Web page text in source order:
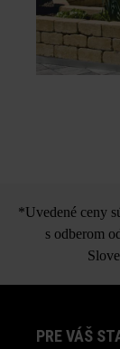
*Uvedené ceny
s odberom
PRE VÁŠ